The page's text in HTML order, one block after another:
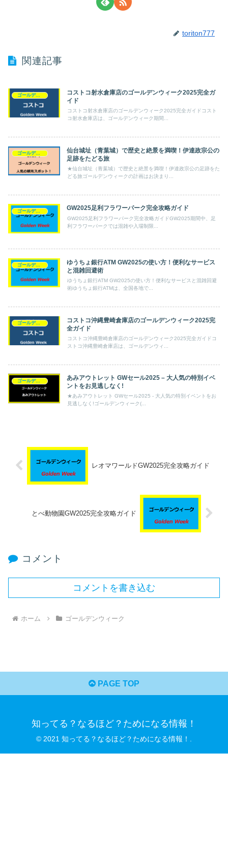
toriton777
関連記事
ゴールデンウィーク
コストコ射水倉庫店のゴールデンウィーク2025完全ガ
イド
コストコ射水倉庫店のゴールデンウィーク2025完全ガイドコスト
コ射水倉庫店は、ゴールデンウィーク期間...
ゴールデンウィーク
仙台城址（青葉城）で歴史と絶景を満喫！伊達政宗公の
足跡をたどる旅
★仙台城址（青葉城）で歴史と絶景を満喫！伊達政宗公の足跡をた
どる旅ゴールデンウィークの計画はお決まり...
ゴールデンウィーク GW2025足利フラワーパーク完全攻略ガイド
GW2025足利フラワーパーク完全攻略ガイドGW2025期間中、足
利フラワーパークでは混雑や入場制限...
ゴールデンウィーク
ゆうちょ銀行ATM GW2025の使い方！便利なサービス
と混雑回避術
ゆうちょ銀行ATM GW2025の使い方！便利なサービスと混雑回避
術ゆうちょ銀行ATMは、全国各地で...
ゴールデンウィーク
コストコ沖縄豊崎倉庫店のゴールデンウィーク2025完
全ガイド
コストコ沖縄豊崎倉庫店のゴールデンウィーク2025完全ガイドコ
ストコ沖縄豊崎倉庫店は、ゴールデンウィ...
ゴールデンウィーク
あみアウトレット GWセール2025 – 大人気の特別イベ
ントをお見逃しなく!
★あみアウトレット GWセール2025 - 大人気の特別イベントをお
見逃しなく!ゴールデンウィーク(...
レオマワールドGW2025完全攻略ガイド
とべ動物園GW2025完全攻略ガイド
コメント
コメントを書き込む
ホーム ゴールデンウィーク
PAGE TOP
知ってる？なるほど？ためになる情報！
© 2021 知ってる？なるほど？ためになる情報！.